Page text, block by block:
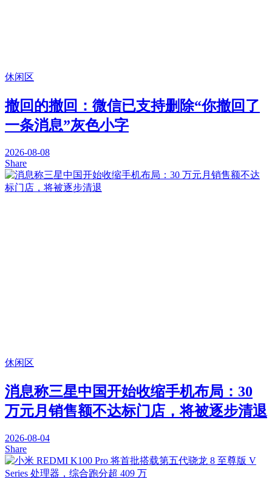
休闲区
撤回的撤回：微信已支持删除“你撤回了
一条消息”灰色小字
2026-08-08
Share
休闲区
消息称三星中国开始收缩手机布局：30
万元月销售额不达标门店，将被逐步清退
2026-08-04
Share